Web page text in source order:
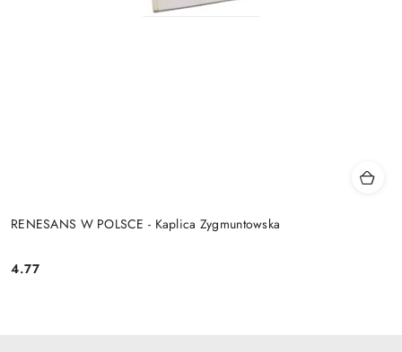
RENESANS W POLSCE - Kaplica Zygmuntowska
Cena:
4.77